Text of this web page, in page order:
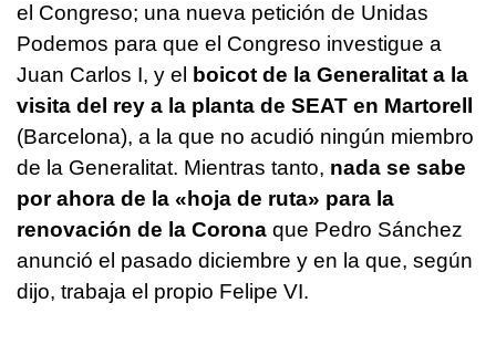
el Congreso; una nueva petición de Unidas
Podemos para que el Congreso investigue a
Juan Carlos I, y el
boicot de la Generalitat a la
visita del rey a la planta de SEAT en Martorell
(Barcelona), a la que no acudió ningún miembro
de la Generalitat. Mientras tanto, nada se sabe
por ahora de la «hoja de ruta» para la
renovación de la Corona que Pedro Sánchez
anunció el pasado diciembre y en la que, según
dijo, trabaja el propio Felipe VI.